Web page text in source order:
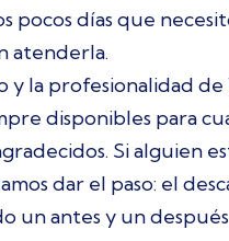
pocos días que
atenderla.
y la profesionalidad
disponibles para
Si alguien
dar el paso: el
un antes y un